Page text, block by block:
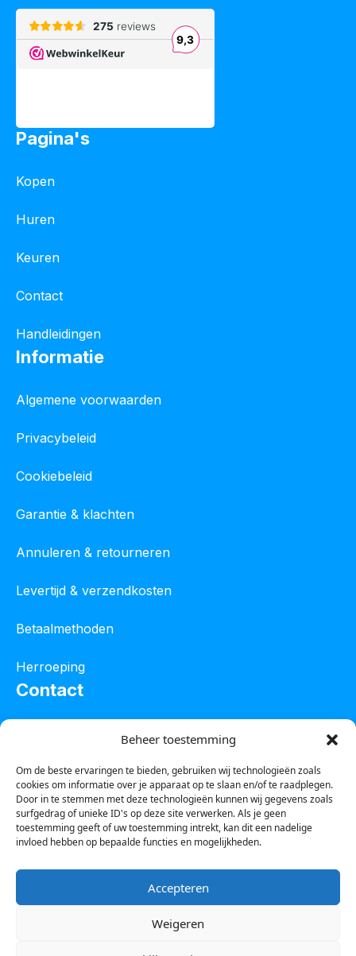
Beheer toestemming
Om de beste ervaringen te bieden, gebruiken wij technologieën zoals
cookies om informatie over je apparaat op te slaan en/of te raadplegen.
Door in te stemmen met deze technologieën kunnen wij gegevens zoals
surfgedrag of unieke ID's op deze site verwerken. Als je geen
toestemming geeft of uw toestemming intrekt, kan dit een nadelige
invloed hebben op bepaalde functies en mogelijkheden.
Accepteren
Weigeren
Pagina's
Kopen
Huren
Keuren
Contact
Handleidingen
Informatie
Algemene voorwaarden
Privacybeleid
Cookiebeleid
Garantie & klachten
Annuleren & retourneren
Levertijd & verzendkosten
Betaalmethoden
Herroeping
Contact
Tel :0850601800
Whatsapp : 0623388306
KvK leeuwarden : 61835943
BTW nr : NL001450418B86